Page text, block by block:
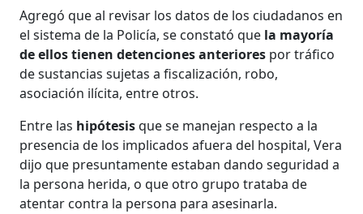
Agregó que al revisar los datos de los ciudadanos en
el sistema de la Policía, se constató que la mayoría
de ellos tienen detenciones anteriores por tráfico
de sustancias sujetas a fiscalización, robo,
asociación ilícita, entre otros.
Entre las hipótesisque se manejan respecto a la
presencia de los implicados afuera del hospital, Vera
dijo que presuntamente estaban dando seguridad a
la persona herida, o que otro grupo trataba de
atentar contra la persona para asesinarla.